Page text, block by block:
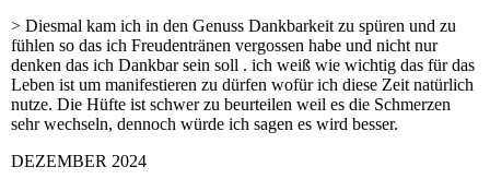
> Diesmal kam ich in den Genuss Dankbarkeit zu spüren und zu
fühlen so das ich Freudentränen vergossen habe und nicht nur
denken das ich Dankbar sein soll . ich weiß wie wichtig das für das
Leben ist um manifestieren zu dürfen wofür ich diese Zeit natürlich
nutze. Die Hüfte ist schwer zu beurteilen weil es die Schmerzen
sehr wechseln, dennoch würde ich sagen es wird besser.
DEZEMBER 2024